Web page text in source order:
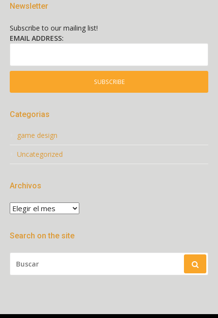
Newsletter
Subscribe to our mailing list!
EMAIL ADDRESS:
Categorias
game design
Uncategorized
Archivos
Archivos
Search on the site